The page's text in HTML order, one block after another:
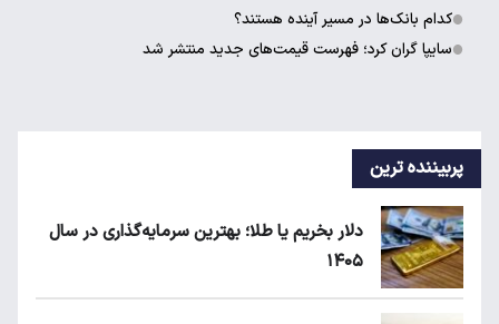
کدام بانک‌ها در مسیر آینده هستند؟
سایپا گران کرد؛ فهرست قیمت‌های جدید منتشر شد
پربیننده ترین
دلار بخریم یا طلا؛ بهترین سرمایه‌گذاری در سال
۱۴۰۵